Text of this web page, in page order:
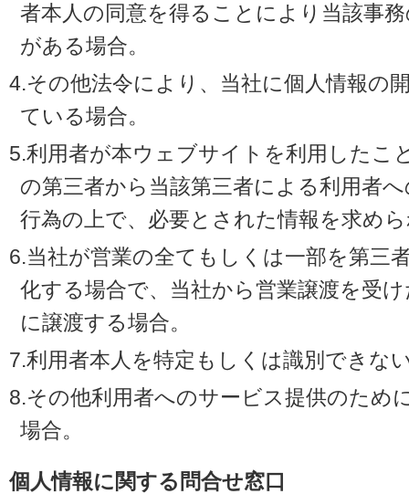
者本人の同意を得ることにより当該事
がある場合。
4.その他法令により、当社に個人情報の
ている場合。
5.利用者が本ウェブサイトを利用したこ
の第三者から当該第三者による利用者
行為の上で、必要とされた情報を求め
6.当社が営業の全てもしくは一部を第三
化する場合で、当社から営業譲渡を受
に譲渡する場合。
7.利用者本人を特定もしくは識別できな
8.その他利用者へのサービス提供のため
場合。
個人情報に関する問合せ窓口